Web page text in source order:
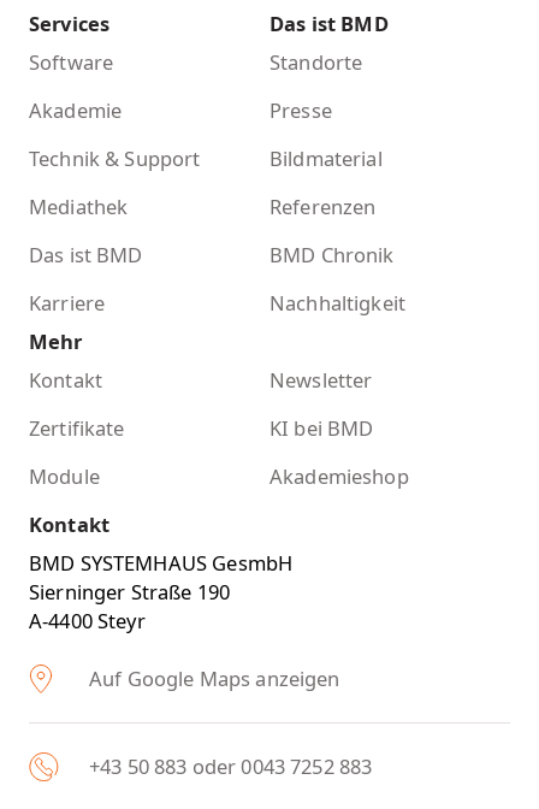
Services
Software
Akademie
Technik & Support
Mediathek
Das ist BMD
Karriere
Das ist BMD
Standorte
Presse
Bildmaterial
Referenzen
BMD Chronik
Nachhaltigkeit
Mehr
Kontakt
Newsletter
Zertifikate
KI bei BMD
Module
Akademieshop
Kontakt
BMD SYSTEMHAUS GesmbH
Sierninger Straße 190
A-4400 Steyr
Auf Google Maps anzeigen
+43 50 883 oder 0043 7252 883